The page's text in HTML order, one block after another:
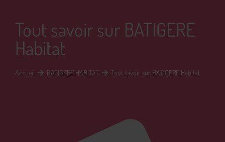
Tout savoir sur BATIGERE
Habitat
Accueil BATIGERE HABITAT Tout savoir sur BATIGERE Habitat